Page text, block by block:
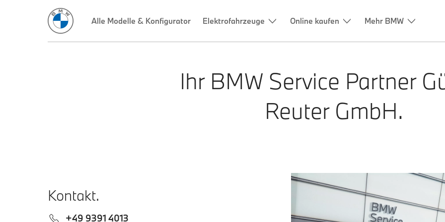
Alle Modelle & Konfigurator Elektrofahrzeuge Online kaufen Mehr BMW
Ihr BMW Service Partner
Reuter GmbH.
Kontakt.
+49 9391 4013